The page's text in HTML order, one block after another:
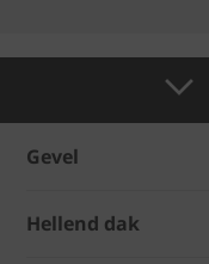
Gevel
Hellend dak